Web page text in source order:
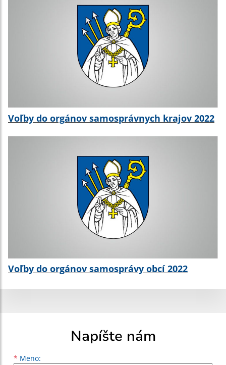
Voľby do orgánov samosprávnych krajov 2022
Voľby do orgánov samosprávy obcí 2022
Napíšte nám
* Meno:
Meno
Priezvisko
E-mailová adresa